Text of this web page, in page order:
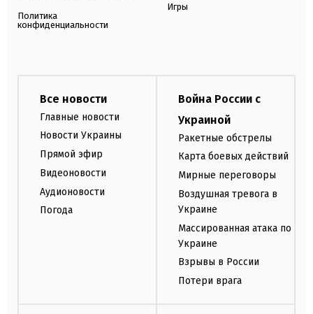
Политика
конфиденциальности
Игры
Все новости
Главные новости
Новости Украины
Прямой эфир
Видеоновости
Аудионовости
Погода
Война России с
Украиной
Ракетные обстрелы
Карта боевых действий
Мирные переговоры
Воздушная тревога в
Украине
Массированная атака по
Украине
Взрывы в России
Потери врага